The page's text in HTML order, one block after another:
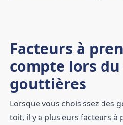
Facteurs à
compte lors du
gouttières
Lorsque vous choisissez des
toit, il y a plusieurs facteurs à